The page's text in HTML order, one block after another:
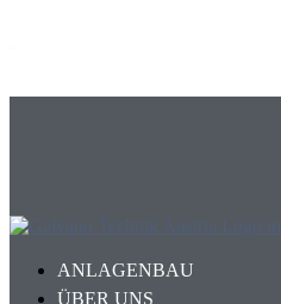
ANLAGENBAU
ÜBER UNS